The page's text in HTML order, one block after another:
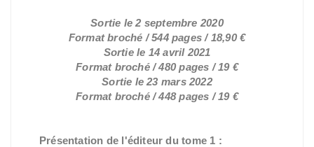
Sortie le 2 septembre 2020
Format broché / 544 pages / 18,90 €
Sortie le 14 avril 2021
Format broché / 480 pages / 19 €
Sortie le 23 mars 2022
Format broché / 448 pages / 19 €
Présentation de l'éditeur du tome 1 :